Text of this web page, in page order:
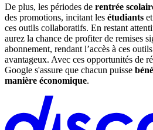
De plus, les périodes de rentrée
des promotions, incitant les étudiants
ces outils collaboratifs. En restant
aurez la chance de profiter de remises
abonnement, rendant l’accès à ces
avantageux. Avec ces opportunités de
Google s'assure que chacun puisse
manière économique.